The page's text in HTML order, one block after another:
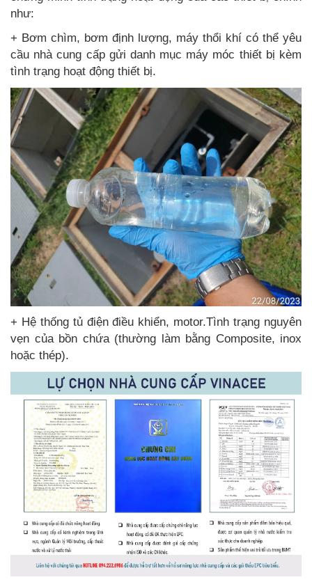
như:
+ Bơm chìm, bơm định lượng, máy thổi khí có thể yêu
cầu nhà cung cấp gửi danh mục máy móc thiết bị kèm
tình trạng hoạt động thiết bị.
+ Hệ thống tủ điện điều khiển, motor.Tình trạng nguyên
vẹn của bồn chứa (thường làm bằng Composite, inox
hoặc thép).